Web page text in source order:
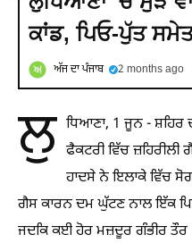
ਕਾਂਡ, ਪਿਓ-ਪੁੱਤ
ਅੱਜ ਦਾ ਪੰਜਾਬ 2 months ago
ਲੁ ਧਿਆਣਾ, 1 ਜੂਨ - ਸ਼ਹਿਰ
ਫੈਕਟਰੀ ਵਿੱਚ
ਹਾਦਸੇ ਨੇ ਇਲਾਕੇ ਵਿੱਚ
ਗੈਸ ਕਾਰਨ ਦਮ ਘੁੱਟਣ ਨਾਲ ਇੱਕ
ਜਦਕਿ ਕਈ ਹੋਰ ਮਜ਼ਦੂਰ ਗੰਭੀਰ ਤੌਰ